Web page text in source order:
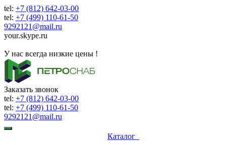
tel: +7 (812) 642-03-00
tel: +7 (499) 110-61-50
9292121@mail.ru
your.skype.ru
У нас всегда низкие цены !
Заказать звонок
tel: +7 (812) 642-03-00
tel: +7 (499) 110-61-50
9292121@mail.ru
Каталог